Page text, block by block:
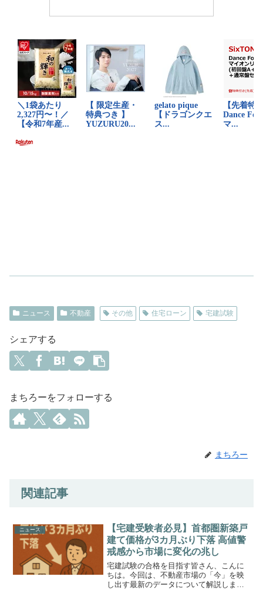
ニュース 不動産 その他 住宅ローン 宅建試験
シェアする
まちろーをフォローする
まちろー
関連記事
ニュース
【宅建受験者必見】首都圏新築戸
建て価格が3カ月ぶり下落 高値警
戒感から市場に変化の兆し
宅建試験の合格を目指す皆さん、こんに
ちは。今回は、不動産市場の「今」を映
し出す最新のデータについて解説しま